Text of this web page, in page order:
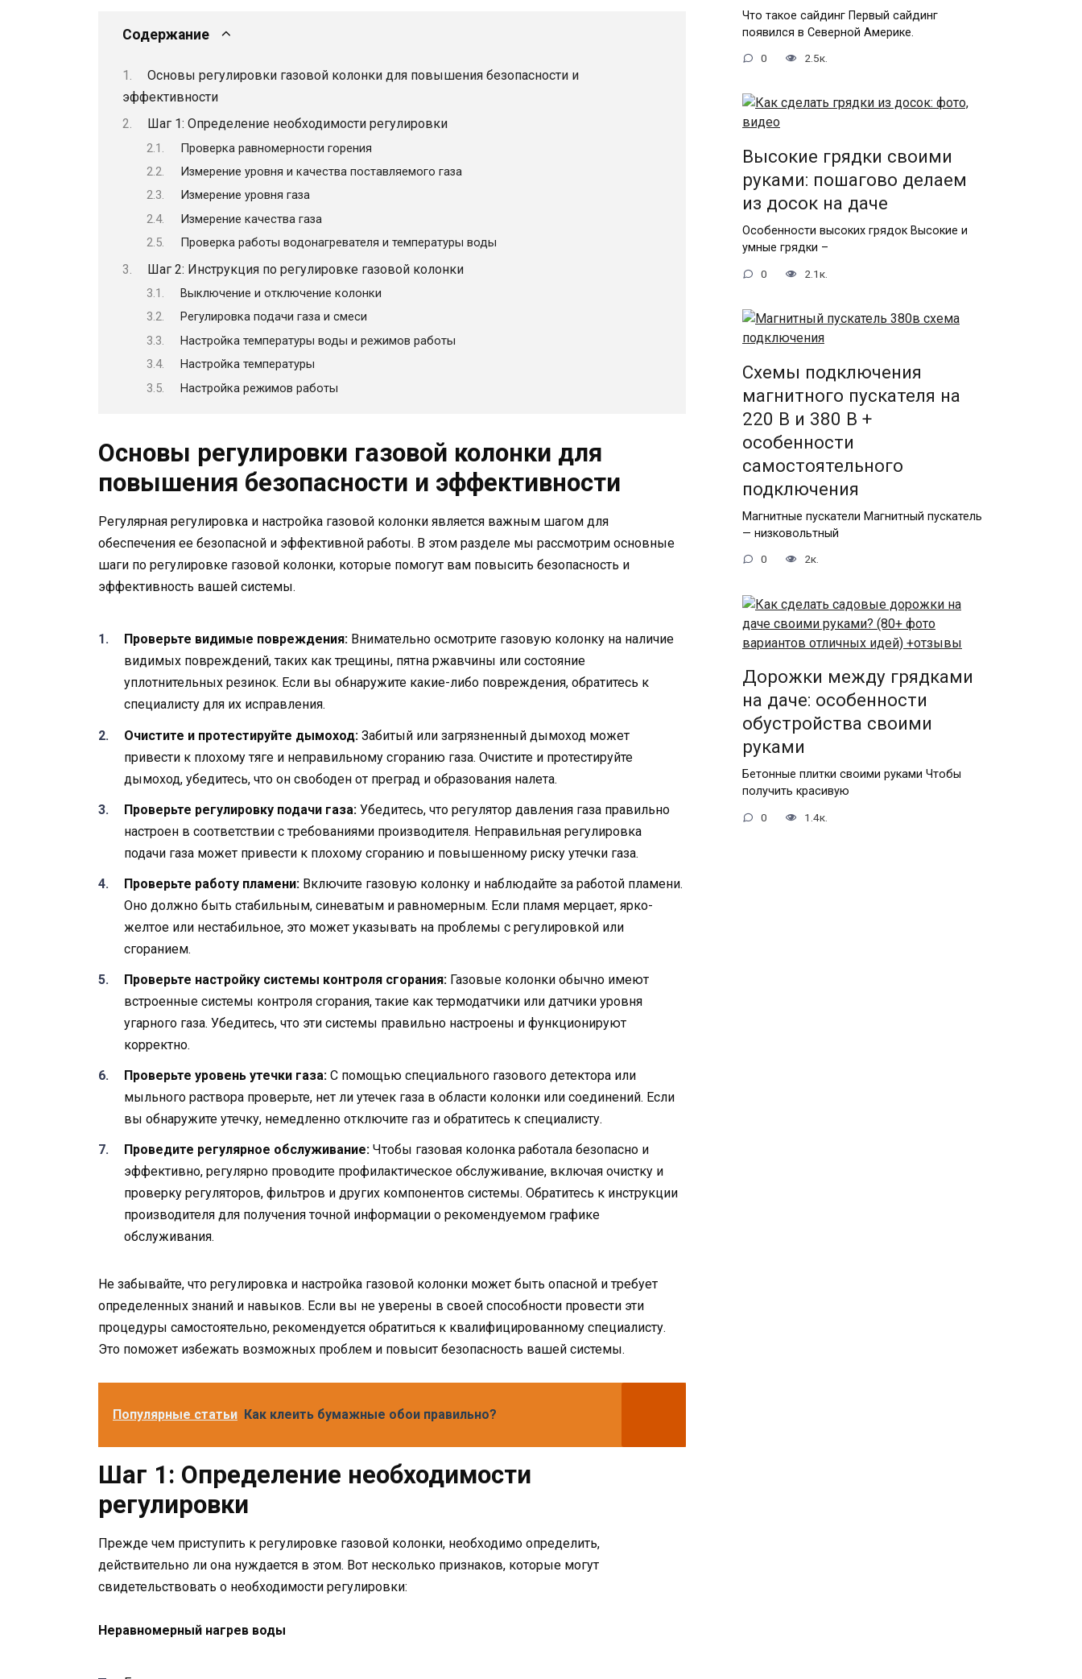
Содержание
Основы регулировки газовой колонки для повышения безопасности и
эффективности
Шаг 1: Определение необходимости регулировки
Проверка равномерности горения
Измерение уровня и качества поставляемого газа
Измерение уровня газа
Измерение качества газа
Проверка работы водонагревателя и температуры воды
Шаг 2: Инструкция по регулировке газовой колонки
Выключение и отключение колонки
Регулировка подачи газа и смеси
Настройка температуры воды и режимов работы
Настройка температуры
Настройка режимов работы
Основы регулировки газовой колонки для
повышения безопасности и эффективности
Регулярная регулировка и настройка газовой колонки является важным шагом для
обеспечения ее безопасной и эффективной работы. В этом разделе мы рассмотрим основные
шаги по регулировке газовой колонки, которые помогут вам повысить безопасность и
эффективность вашей системы.
Проверьте видимые повреждения: Внимательно осмотрите газовую колонку на наличие
видимых повреждений, таких как трещины, пятна ржавчины или состояние
уплотнительных резинок. Если вы обнаружите какие-либо повреждения, обратитесь к
специалисту для их исправления.
Очистите и протестируйте дымоход: Забитый или загрязненный дымоход может
привести к плохому тяге и неправильному сгоранию газа. Очистите и протестируйте
дымоход, убедитесь, что он свободен от преград и образования налета.
Проверьте регулировку подачи газа: Убедитесь, что регулятор давления газа правильно
настроен в соответствии с требованиями производителя. Неправильная регулировка
подачи газа может привести к плохому сгоранию и повышенному риску утечки газа.
Проверьте работу пламени: Включите газовую колонку и наблюдайте за работой пламени.
Оно должно быть стабильным, синеватым и равномерным. Если пламя мерцает, ярко-
желтое или нестабильное, это может указывать на проблемы с регулировкой или
сгоранием.
Проверьте настройку системы контроля сгорания: Газовые колонки обычно имеют
встроенные системы контроля сгорания, такие как термодатчики или датчики уровня
угарного газа. Убедитесь, что эти системы правильно настроены и функционируют
корректно.
Проверьте уровень утечки газа: С помощью специального газового детектора или
мыльного раствора проверьте, нет ли утечек газа в области колонки или соединений. Если
вы обнаружите утечку, немедленно отключите газ и обратитесь к специалисту.
Проведите регулярное обслуживание: Чтобы газовая колонка работала безопасно и
эффективно, регулярно проводите профилактическое обслуживание, включая очистку и
проверку регуляторов, фильтров и других компонентов системы. Обратитесь к инструкции
производителя для получения точной информации о рекомендуемом графике
обслуживания.
Не забывайте, что регулировка и настройка газовой колонки может быть опасной и требует
определенных знаний и навыков. Если вы не уверены в своей способности провести эти
процедуры самостоятельно, рекомендуется обратиться к квалифицированному специалисту.
Это поможет избежать возможных проблем и повысит безопасность вашей системы.
Популярные статьи Как клеить бумажные обои правильно?
Шаг 1: Определение необходимости
регулировки
Прежде чем приступить к регулировке газовой колонки, необходимо определить,
действительно ли она нуждается в этом. Вот несколько признаков, которые могут
свидетельствовать о необходимости регулировки:
Неравномерный нагрев воды
Что такое сайдинг Первый сайдинг
появился в Северной Америке.
0 2.5к.
Высокие грядки своими
руками: пошагово делаем
из досок на даче
Особенности высоких грядок Высокие и
умные грядки –
0 2.1к.
Схемы подключения
магнитного пускателя на
220 В и 380 В +
особенности
самостоятельного
подключения
Магнитные пускатели Магнитный пускатель
— низковольтный
0 2к.
Дорожки между грядками
на даче: особенности
обустройства своими
руками
Бетонные плитки своими руками Чтобы
получить красивую
0 1.4к.